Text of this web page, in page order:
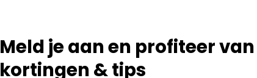
Meld je aan en profiteer
kortingen & tips